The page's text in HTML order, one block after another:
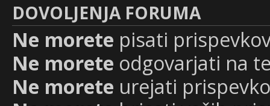
DOVOLJENJA FORUMA
Ne morete pisati
Ne morete odgovarjati na
Ne morete urejati